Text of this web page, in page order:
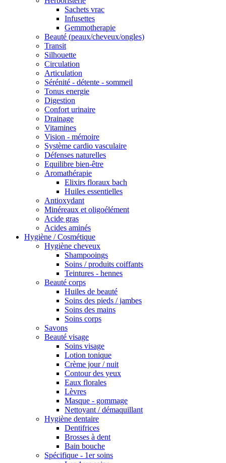
Sachets vrac
Infusettes
Gemmotherapie
Beauté (peaux/cheveux/ongles)
Transit
Silhouette
Circulation
Articulation
Sérénité - détente - sommeil
Tonus energie
Digestion
Confort urinaire
Drainage
Vitamines
Vision - mémoire
Système cardio vasculaire
Défenses naturelles
Equilibre bien-être
Aromathérapie
Elixirs floraux bach
Huiles essentielles
Antioxydant
Minéreaux et oligoélément
Acide gras
Acides aminés
Hygiène / Cosmétique
Hygiène cheveux
Shampooings
Soins / produits coiffants
Teintures - hennes
Beauté corps
Huiles de beauté
Soins des pieds / jambes
Soins des mains
Soins corps
Savons
Beauté visage
Soins visage
Lotion tonique
Crème jour / nuit
Contour des yeux
Eaux florales
Lèvres
Masque - gommage
Nettoyant / démaquillant
Hygiène dentaire
Dentifrices
Brosses à dent
Bain bouche
Spécifique - 1er soins